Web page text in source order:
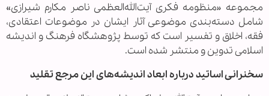
مجموعه «منظومه فکری آیت‌الله‌العظمی ناصر مکارم شیرازی»
شامل دسته‌بندی موضوعی آثار ایشان در موضوعات اعتقادی،
فقه، اخلاق و تفسیر است که توسط پژوهشگاه فرهنگ و اندیشه
اسلامی تدوین و منتشر شده است.
سخنرانی اساتید درباره ابعاد اندیشه‌های این مرجع تقلید